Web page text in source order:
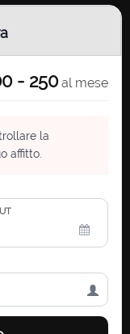
- 250 al mese
la
affitto.